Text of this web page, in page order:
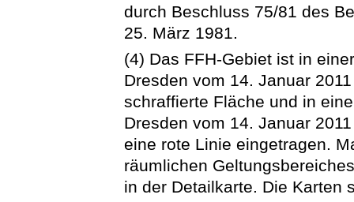
durch Beschluss 75/81 des
25. März 1981.
(4) Das FFH-Gebiet ist in
Dresden vom 14. Januar
schraffierte Fläche und in
Dresden vom 14. Januar
eine rote Linie eingetragen.
räumlichen
in der Detailkarte. Die Karten